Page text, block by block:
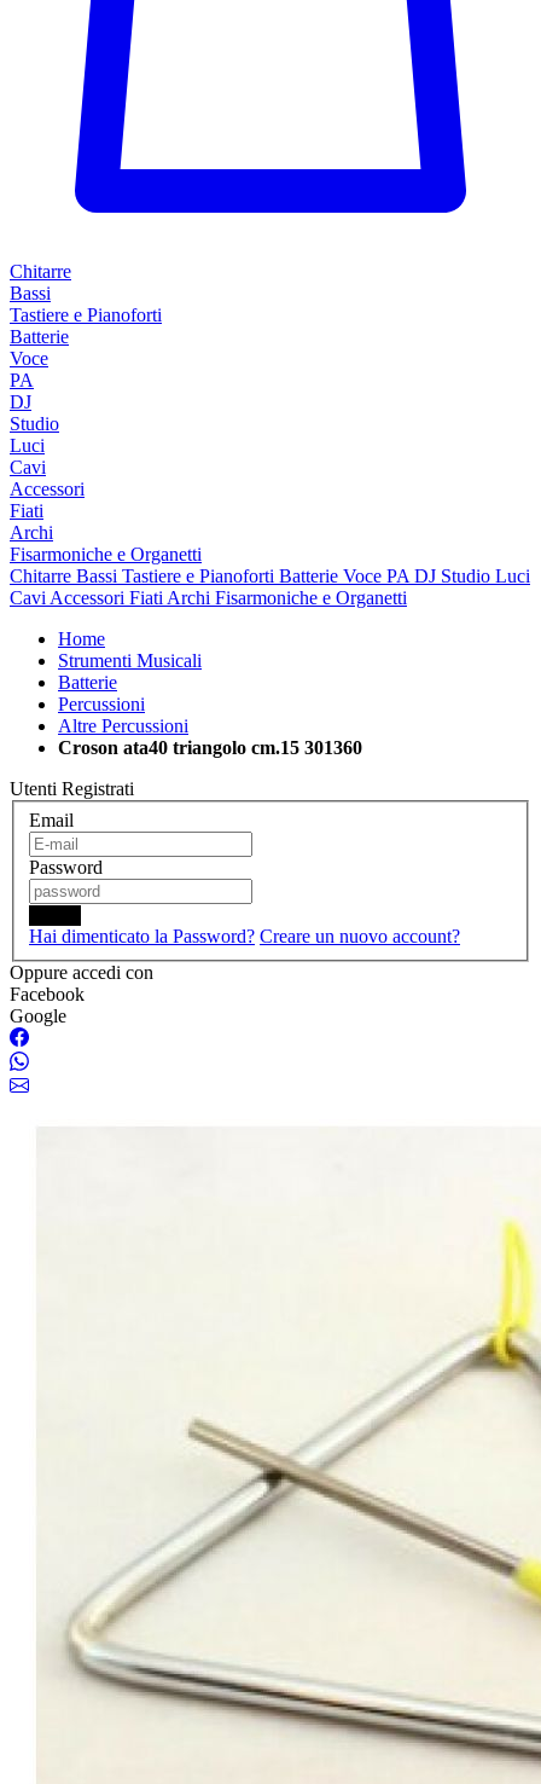
Chitarre
Bassi
Tastiere e Pianoforti
Batterie
Voce
PA
DJ
Studio
Luci
Cavi
Accessori
Fiati
Archi
Fisarmoniche e Organetti
Chitarre Bassi Tastiere e Pianoforti Batterie Voce PA DJ Studio Luci
Cavi Accessori Fiati Archi Fisarmoniche e Organetti
Home
Strumenti Musicali
Batterie
Percussioni
Altre Percussioni
Croson ata40 triangolo cm.15 301360
Utenti Registrati
Email
Password
Hai dimenticato la Password? Creare un nuovo account?
Oppure accedi con
Facebook
Google